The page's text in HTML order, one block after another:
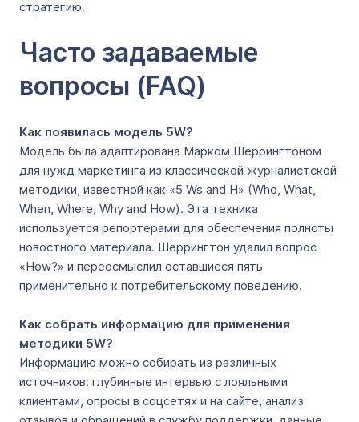
стратегию.
Часто задаваемые
вопросы (FAQ)
Как появилась модель 5W?
Модель была адаптирована Марком Шеррингтоном
для нужд маркетинга из классической журналистской
методики, известной как «5 Ws and H» (Who, What,
When, Where, Why and How). Эта техника
используется репортерами для обеспечения полноты
новостного материала. Шеррингтон удалил вопрос
«How?» и переосмыслил оставшиеся пять
применительно к потребительскому поведению.
Как собрать информацию для применения
методики 5W?
Информацию можно собирать из различных
источников: глубинные интервью с лояльными
клиентами, опросы в соцсетях и на сайте, анализ